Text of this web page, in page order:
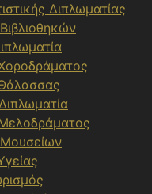
Διπλωματίας